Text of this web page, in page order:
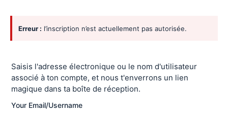
Se
connecter
Erreur : l’inscription n’est actuellement pas autorisée.
Saisis l'adresse électronique ou le nom d'utilisateur
associé à ton compte, et nous t'enverrons un lien
magique dans ta boîte de réception.
Your Email/Username